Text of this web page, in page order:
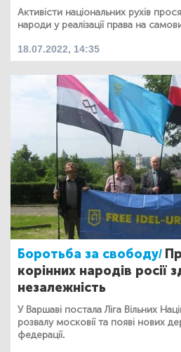
Активісти національних рухів
народи у реалізації права на
18.07.2022, 14:35
Боротьба за свободу/
корінних народів росії
незалежність
У Варшаві постала Ліга Вільних
розвалу московії та появі нових
федерації.